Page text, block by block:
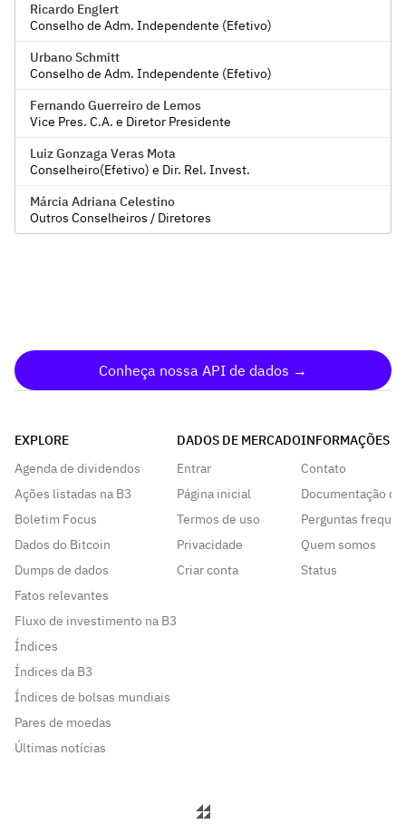
Ricardo Englert
Conselho de Adm. Independente (Efetivo)
Urbano Schmitt
Conselho de Adm. Independente (Efetivo)
Fernando Guerreiro de Lemos
Vice Pres. C.A. e Diretor Presidente
Luiz Gonzaga Veras Mota
Conselheiro(Efetivo) e Dir. Rel. Invest.
Márcia Adriana Celestino
Outros Conselheiros / Diretores
Conheça nossa API de dados →
EXPLORE
Agenda de dividendos
Ações listadas na B3
Boletim Focus
Dados do Bitcoin
Dumps de dados
Fatos relevantes
Fluxo de investimento na B3
Índices
Índices da B3
Índices de bolsas mundiais
Pares de moedas
Últimas notícias
DADOS DE MERCADO
Entrar
Página inicial
Termos de uso
Privacidade
Criar conta
INFORMAÇÕES
Contato
Documentação da
Perguntas
Quem somos
Status